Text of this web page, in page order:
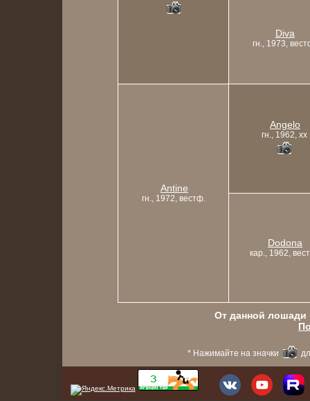
Diva
гн., 1973,
Antine
гн., 1972, вестф.
Angelo
гн., 1962, xx
Dodona
кар., 1962,
От данной лошади
* Нажимайте на значки